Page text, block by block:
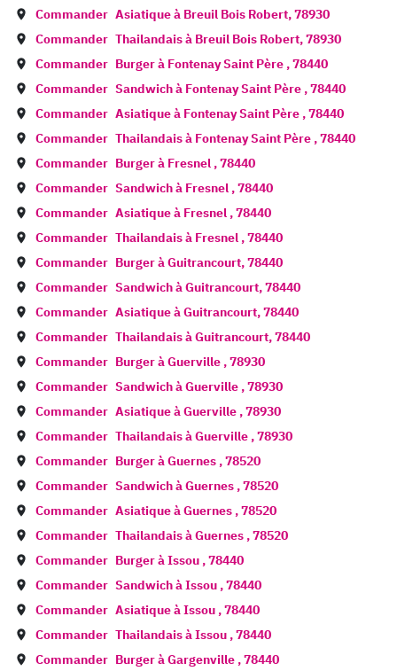
Commander Asiatique à Breuil Bois Robert,78930
Commander Thailandais à Breuil Bois Robert,78930
Commander Burger à Fontenay Saint Père ,78440
Commander Sandwich à Fontenay Saint Père ,78440
Commander Asiatique à Fontenay Saint Père ,78440
Commander Thailandais à Fontenay Saint Père ,78440
Commander Burger à Fresnel ,78440
Commander Sandwich à Fresnel ,78440
Commander Asiatique à Fresnel ,78440
Commander Thailandais à Fresnel ,78440
Commander Burger àGuitrancourt,78440
Commander Sandwich àGuitrancourt,78440
Commander Asiatique àGuitrancourt,78440
Commander Thailandais àGuitrancourt,78440
Commander Burger àGuerville ,78930
Commander Sandwich àGuerville ,78930
Commander Asiatique àGuerville ,78930
Commander Thailandais àGuerville ,78930
Commander Burger àGuernes ,78520
Commander Sandwich àGuernes ,78520
Commander Asiatique àGuernes ,78520
Commander Thailandais àGuernes ,78520
Commander Burger àIssou ,78440
Commander Sandwich àIssou ,78440
Commander Asiatique àIssou ,78440
Commander Thailandais àIssou ,78440
Commander Burger àGargenville ,78440